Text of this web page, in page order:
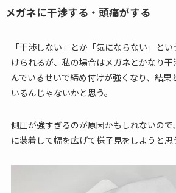
メガネに干渉する・頭痛がする
「干渉しない」とか「気にならない」と
けられるが、私の場合はメガネとかなり
んでいるせいで締め付けが強くなり、結果
いるんじゃないかと思う。
側圧が強すぎるのが原因かもしれないので
に装着して幅を広げて様子見をしようと思